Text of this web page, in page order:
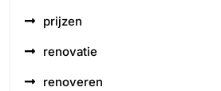
prijzen
renovatie
renoveren